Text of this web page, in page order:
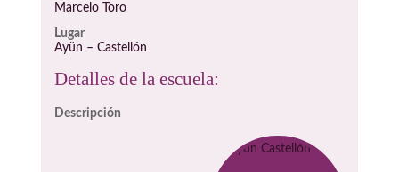
Marcelo Toro
Lugar
Ayün – Castellón
Detalles de la escuela:
Descripción